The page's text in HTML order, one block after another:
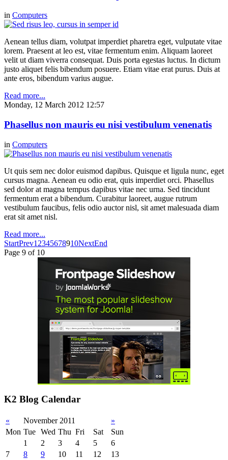
in Computers
Aenean tellus diam, volutpat imperdiet pharetra eget, vulputate vitae
lorem. Praesent at leo est, vitae fermentum enim. Aliquam laoreet
velit ut diam viverra consequat. Duis porta egestas luctus. In dictum
justo aliquet felis bibendum posuere. Etiam vitae erat purus. Duis at
ante eros, bibendum varius augue.
Read more...
Monday, 12 March 2012 12:57
Phasellus non mauris eu nisi vestibulum venenatis
in Computers
Ut quis sem nec dolor euismod dapibus. Quisque et ligula nunc, eget
cursus magna. Aenean eu odio erat, quis imperdiet orci. Phasellus
sed dolor at magna tempus dapibus vitae nec urna. Sed tincidunt
fermentum erat a bibendum. Curabitur laoreet, augue rutrum
vestibulum faucibus, felis odio auctor nisl, sit amet malesuada diam
erat sit amet nisl.
Read more...
StartPrev1 2345678910NextEnd
Page 9 of 10
K2 Blog Calendar
« November 2011
»
Mon Tue Wed Thu Fri Sat
Sun
1
2 3 4 5
6
7
8 9 10 11 12
13